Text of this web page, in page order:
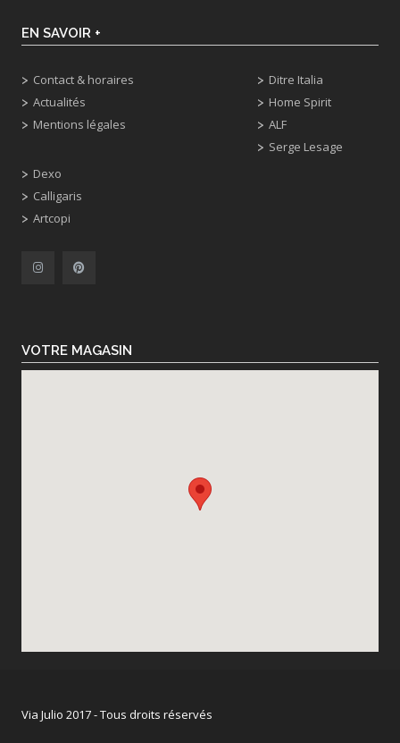
EN SAVOIR +
Contact & horaires
Actualités
Mentions légales
Dexo
Calligaris
Artcopi
Ditre Italia
Home Spirit
ALF
Serge Lesage
VOTRE MAGASIN
Via Julio 2017 - Tous droits réservés